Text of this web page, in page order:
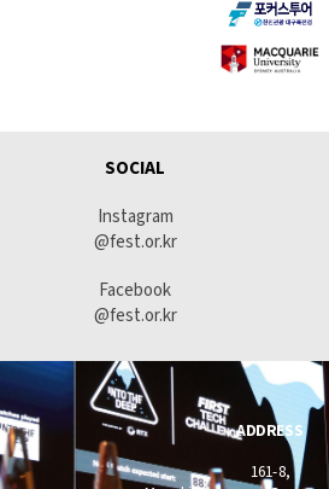
SOCIAL
Instagram
@fest.or.kr
Facebook
@fest.or.kr
ADDRESS
161-8,